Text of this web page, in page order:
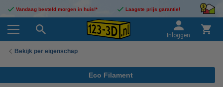
Vandaag besteld morgen in huis!* Laagste prijs garantie!
Inloggen
Bekijk per eigenschap
Eco Filament